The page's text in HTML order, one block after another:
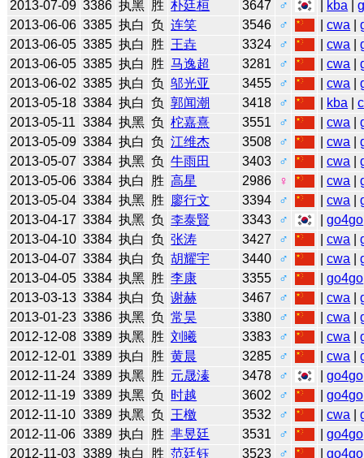
2013-07-09 3386 执黑 胜 朴廷桓 3647 ♂ kba |
2013-06-06 3385 执白 负 连笑 3546 ♂ |cwa |
2013-06-05 3385 执白 胜 王垚 3324 ♂ |cwa |
2013-06-05 3385 执白 胜 马逸超 3281 ♂ |cwa |
2013-06-02 3385 执白 负 邬光亚 3455 ♂ |cwa |
2013-05-18 3384 执白 负 郭闻潮 3418 ♂ kba |
2013-05-11 3384 执黑 负 柁嘉熹 3551 ♂ |cwa |
2013-05-09 3384 执白 负 江维杰 3508 ♂ |cwa |
2013-05-07 3384 执黑 负 牛雨田 3403 ♂ |cwa |
2013-05-06 3384 执白 胜 高星 2986 ♀ |cwa |
2013-05-04 3384 执黑 胜 廖行文 3394 ♂ |cwa |
2013-04-17 3384 执黑 负 李泰賢 3343 ♂ |go4go
2013-04-10 3384 执白 负 张涛 3427 ♂ |cwa |
2013-04-07 3384 执白 负 胡耀宇 3440 ♂ |cwa |
2013-04-05 3384 执黑 胜 李康 3355 ♂ |go4go
2013-03-13 3384 执白 负 谢赫 3467 ♂ |cwa |
2013-01-23 3386 执黑 负 常昊 3380 ♂ |cwa |
2012-12-08 3389 执黑 胜 刘曦 3383 ♂ |cwa |
2012-12-01 3389 执白 胜 黄晨 3285 ♂ |cwa |
2012-11-24 3389 执黑 胜 元晟溱 3478 ♂ |go4go
2012-11-19 3389 执黑 负 时越 3602 ♂ |go4go
2012-11-10 3389 执黑 负 王檄 3532 ♂ |cwa |
2012-11-06 3389 执白 胜 芈昱廷 3531 ♂ |go4go
2012-11-03 3389 执白 胜 范廷钰 3523 ♂ |go4go